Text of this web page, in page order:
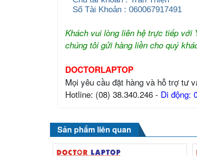
Số Tài Khoản : 060067917491
Khách vui lòng liên hệ trực tiếp với
chúng tôi gửi hàng liền cho quý
DOCTORLAPTOP
Mọi yêu cầu đặt hàng và hỗ trợ tư
Hotline: (08) 38.340.246 - Di động:
Sản phẩm liên quan